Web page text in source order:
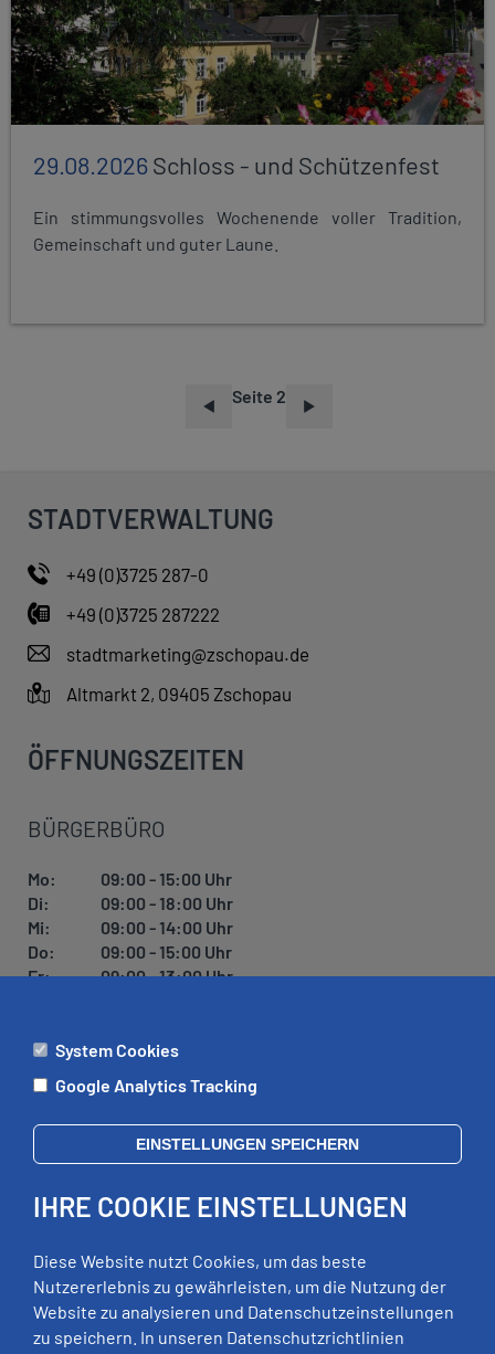
29.08.2026Schloss - und Schützenfest
Ein stimmungsvolles Wochenende voller Tradition,
Gemeinschaft und guter Laune.
Seite 2
STADTVERWALTUNG
+49 (0)3725 287-0
+49 (0)3725 287222
stadtmarketing@zschopau.de
Altmarkt 2, 09405 Zschopau
ÖFFNUNGSZEITEN
BÜRGERBÜRO
Mo:
09:00 - 15:00 Uhr
Di:
09:00 - 18:00 Uhr
Mi:
09:00 - 14:00 Uhr
Do:
09:00 - 15:00 Uhr
Fr:
09:00 - 13:00 Uhr
ÄMTER
Di:
09:00 - 12:00 Uhr, 13:00 - 18:00 Uhr
Mi:
geschlossen
Fr:
09:00 - 12:00 Uhr
RECHTLICHES
System Cookies
Google Analytics Tracking
EINSTELLUNGEN SPEICHERN
IHRE COOKIE EINSTELLUNGEN
Diese Website nutzt Cookies, um das beste
Nutzererlebnis zu gewährleisten, um die Nutzung der
Website zu analysieren und Datenschutzeinstellungen
zu speichern. In unseren Datenschutzrichtlinien